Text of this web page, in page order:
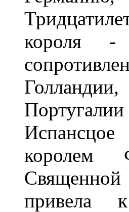
короля -
королем
привела